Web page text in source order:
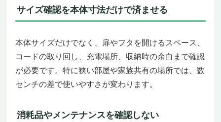
サイズ確認を本体寸法だけで済ませる
本体サイズだけでなく、扉やフタを開けるスペース、
コードの取り回し、充電場所、収納時の余白まで確認
が必要です。特に狭い部屋や家族共有の場所では、数
センチの差で使いやすさが変わります。
消耗品やメンテナンスを確認しない